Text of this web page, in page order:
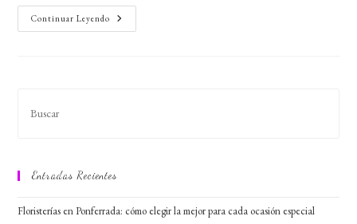
Continuar Leyendo ¿Como
Llevar
Entradas Recientes
Floristerías en Ponferrada: cómo elegir la mejor para cada ocasión especial